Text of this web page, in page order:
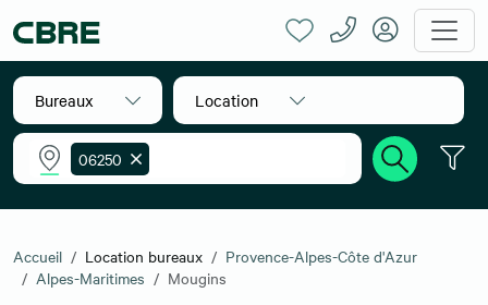
Bureaux Location
06250
Accueil Location bureaux
Provence-Alpes-Côte d'Azur
Alpes-Maritimes
Mougins